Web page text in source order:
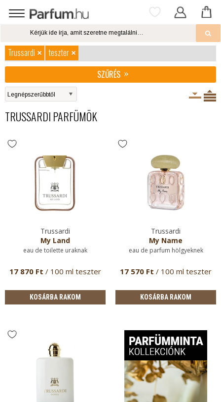
Trussardi
teszter
SZŰRÉS
TRUSSARDI PARFÜMÖK
Trussardi
My Land
eau de toilette uraknak
17 870 Ft / 100 ml teszter
KOSÁRBA RAKOM
Trussardi
My Name
eau de parfum hölgyeknek
17 570 Ft / 100 ml teszter
KOSÁRBA RAKOM